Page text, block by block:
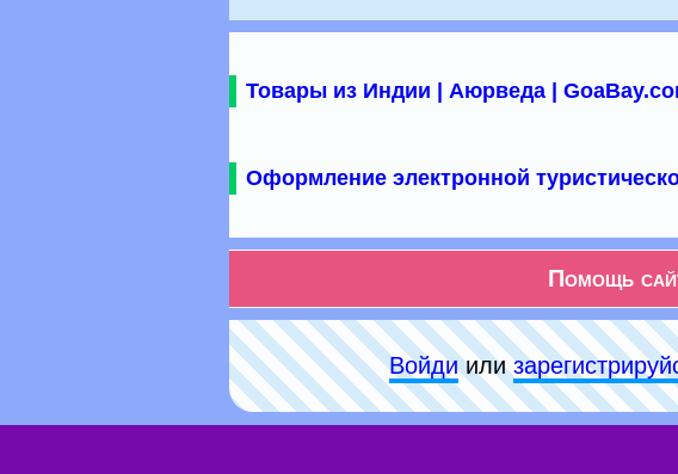
Товары из Индии | Аюрведа |
Оформление электронной
Помощь
Войдиили